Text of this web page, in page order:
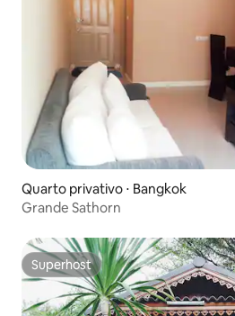
Quarto privativo ⋅ Bangkok
Grande Sathorn
Superhost
Superhost